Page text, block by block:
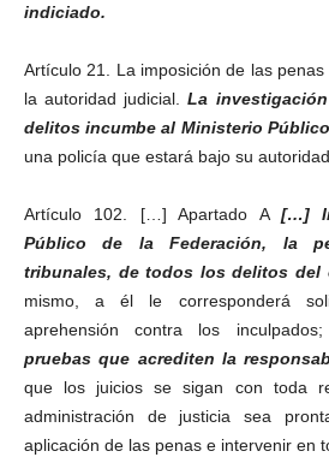
indiciado.
Artículo 21. La imposición de las
la autoridad judicial.La
delitos incumbe al Ministerio Público
una policía que estará bajo su
Artículo 102. […] Apartado A […]
Público de la Federación, la
tribunales, de todos los delitos del
mismo, a él le corresponderá
aprehensión contra los inculpados;
pruebas que acrediten la
que los juicios se sigan con toda
administración de justicia sea
aplicación de las penas e intervenir en